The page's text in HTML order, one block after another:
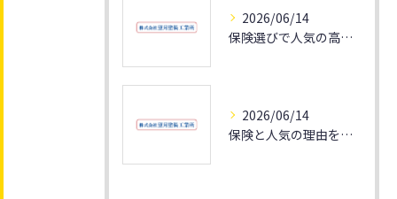
2026/06/14
保険選びで人気の高い静岡県富士市のポイントと家計最適化の秘訣
2026/06/14
保険と人気の理由を静岡県富士市で家族の安心とライフプランに活かす方法